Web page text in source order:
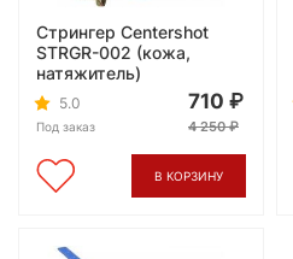
Стрингер Centershot
STRGR-002 (кожа,
натяжитель)
5.0
Под заказ
710
4 250
В КОРЗИНУ